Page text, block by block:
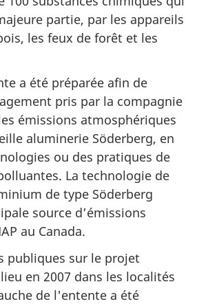
partie, par les appareils
les feux de forêt et les
a été préparée afin de
pris par la compagnie
émissions atmosphériques
aluminerie Söderberg, en
ou des pratiques de
La technologie de
de type Söderberg
source d’émissions
au Canada.
publiques sur le projet
en 2007 dans les localités
de l'entente a été